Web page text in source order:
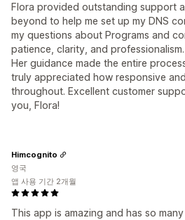
Flora provided outstanding support
beyond to help me set up my DNS
my questions about Programs and
patience, clarity, and professionalism.
Her guidance made the entire
truly appreciated how responsive
throughout. Excellent customer
you, Flora!
This app is amazing and has so
Himcognito
영국
앱 사용 기간 2개월